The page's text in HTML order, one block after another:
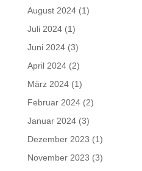
August 2024(1)
Juli 2024(1)
Juni 2024(3)
April 2024(2)
März 2024(1)
Februar 2024(2)
Januar 2024(3)
Dezember 2023 (1)
November 2023 (3)